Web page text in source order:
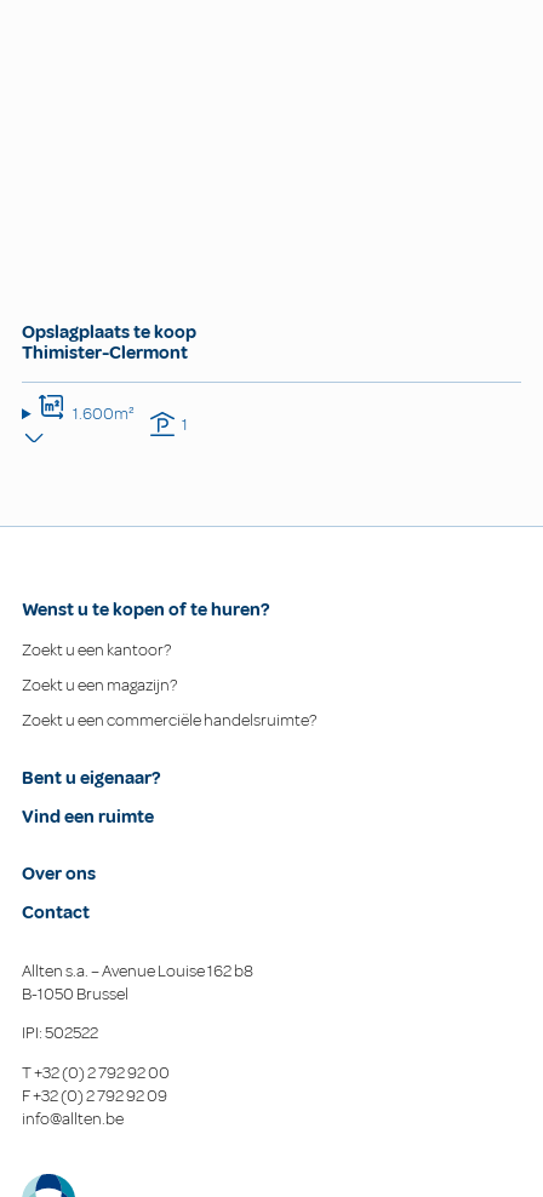
Opslagplaats te koop
Thimister-Clermont
1.600m² 1
Wenst u te kopen of te huren?
Zoekt u een kantoor?
Zoekt u een magazijn?
Zoekt u een commerciële handelsruimte?
Bent u eigenaar?
Vind een ruimte
Over ons
Contact
Allten s.a. – Avenue Louise 162 b8
B-1050 Brussel
IPI: 502522
T+32 (0) 2 792 92 00
F+32 (0) 2 792 92 09
info@allten.be